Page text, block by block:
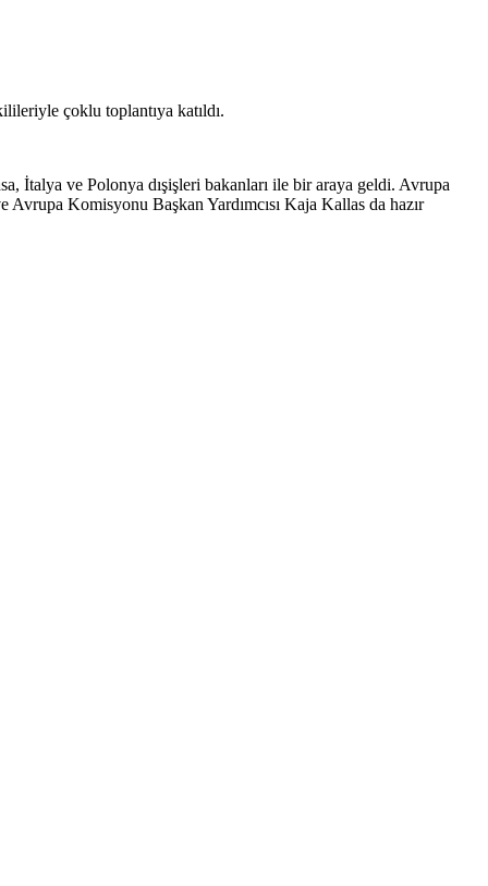
çoklu toplantıya katıldı.
İtalya ve Polonya dışişleri bakanları ile bir araya geldi. Avrupa
Komisyonu Başkan Yardımcısı Kaja Kallas da hazır